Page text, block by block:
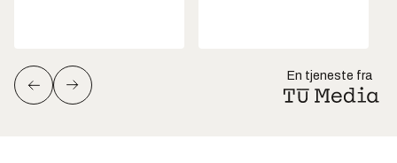
En tjeneste fra